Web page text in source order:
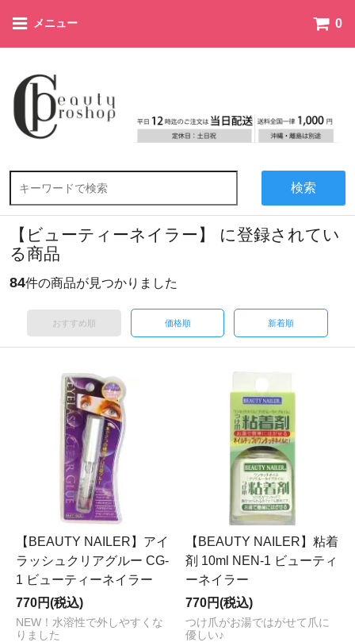
メニュー 0
検索
【ビューティーネイラー】 に登録されてい
る商品
84件の商品が見つかりました
おすすめ順 価格順 新着順
【BEAUTY NAILER】アイ
ラッシュクリアグルー CG-
1 ビューティーネイラー
770円(税込)
NEW！水溶性で外しやすくな
りました
【BEAUTY NAILER】粘着
剤 10ml NEN-1 ビューティ
ーネイラー
770円(税込)
つけ爪がお湯ではがせて爪に
優しい♪